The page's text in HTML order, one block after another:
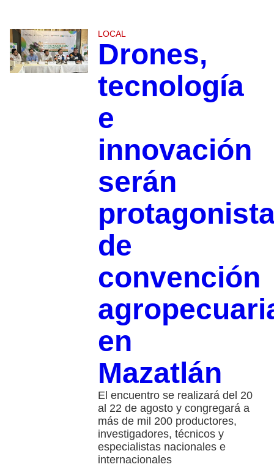
LOCAL
Drones,
tecnología
e
innovación
serán
de
convención
en
Mazatlán
El encuentro se realizará del 20
al 22 de agosto y congregará a
más de mil 200 productores,
investigadores, técnicos y
especialistas nacionales e
internacionales